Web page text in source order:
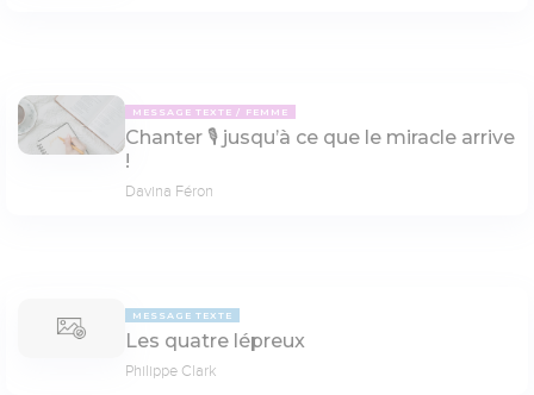
MESSAGE TEXTE FEMME
Chanter 🎙 jusqu’à ce que le miracle arrive
!
Davina Féron
MESSAGE TEXTE
Les quatre lépreux
Philippe Clark